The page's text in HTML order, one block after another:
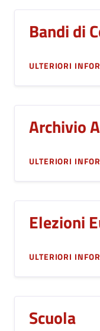
Bandi di
ULTERIORI
Archivio
ULTERIORI
Elezioni
ULTERIORI
Scuola